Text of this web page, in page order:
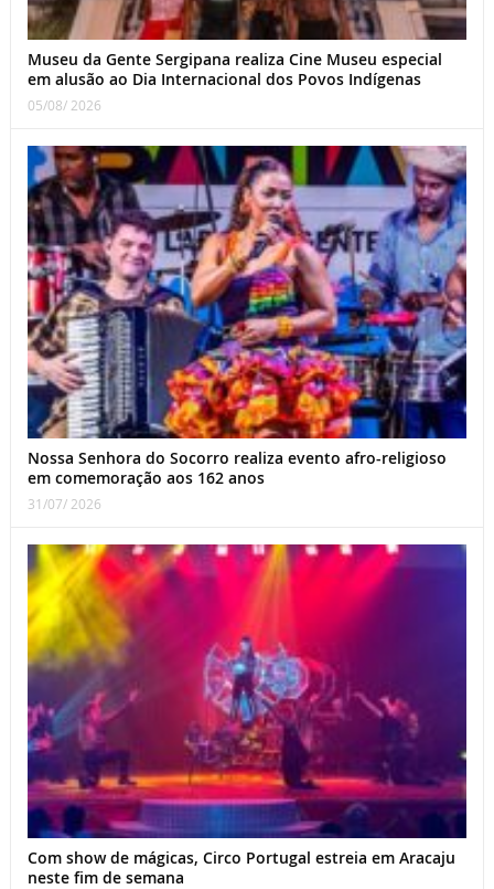
Museu da Gente Sergipana realiza Cine Museu especial
em alusão ao Dia Internacional dos Povos Indígenas
05/08/ 2026
Nossa Senhora do Socorro realiza evento afro-religioso
em comemoração aos 162 anos
31/07/ 2026
Com show de mágicas, Circo Portugal estreia em Aracaju
neste fim de semana